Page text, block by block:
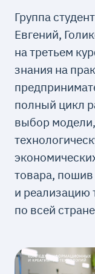
Группа
Евгений,
на третьем
знания на
полный цикл
выбор
товара,
и реализацию
по всей